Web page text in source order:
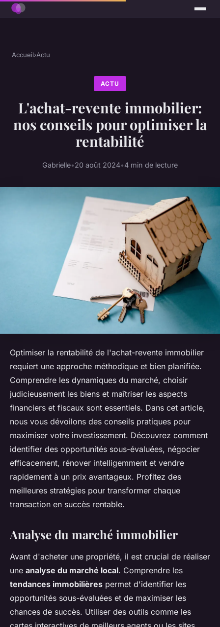
Accueil›Actu
ACTU
L'achat-revente immobilier:
nos conseils pour optimiser la
rentabilité
Gabrielle•20 août 2024•4 min de lecture
Optimiser la rentabilité de l'achat-revente immobilier
requiert une approche méthodique et bien planifiée.
Comprendre les dynamiques du marché, choisir
judicieusement les biens et maîtriser les aspects
financiers et fiscaux sont essentiels. Dans cet article,
nous vous dévoilons des conseils pratiques pour
maximiser votre investissement. Découvrez comment
identifier des opportunités sous-évaluées, négocier
efficacement, rénover intelligemment et vendre
rapidement à un prix avantageux. Profitez des
meilleures stratégies pour transformer chaque
transaction en succès rentable.
Analyse du marché immobilier
Avant d'acheter une propriété, il est crucial de réaliser
une analyse du marché local. Comprendre les
tendances immobilières permet d'identifier les
opportunités sous-évaluées et de maximiser les
chances de succès. Utiliser des outils comme les